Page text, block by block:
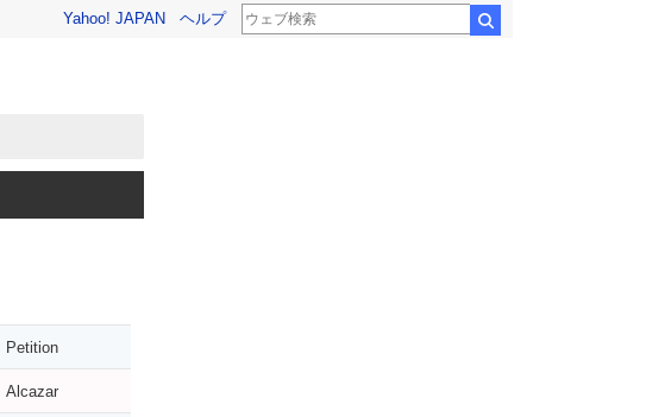
Yahoo! JAPAN ヘルプ
Petition
Alcazar